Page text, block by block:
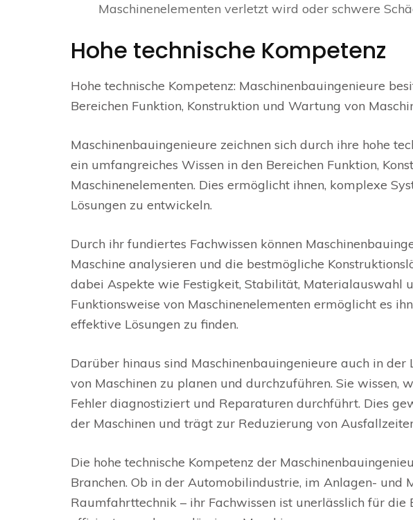
Maschinenelementen verletzt wird oder schwere
Hohe technische Kompetenz
Hohe technische Kompetenz: Maschinenbauingenieure
Bereichen Funktion, Konstruktion und Wartung von
Maschinenbauingenieure zeichnen sich durch ihre hohe
ein umfangreiches Wissen in den Bereichen Funktion,
Maschinenelementen. Dies ermöglicht ihnen, komplexe
Lösungen zu entwickeln.
Durch ihr fundiertes Fachwissen können
Maschine analysieren und die bestmögliche
dabei Aspekte wie Festigkeit, Stabilität, Materialauswahl
Funktionsweise von Maschinenelementen ermöglicht es
effektive Lösungen zu finden.
Darüber hinaus sind Maschinenbauingenieure auch in
von Maschinen zu planen und durchzuführen. Sie wissen,
Fehler diagnostiziert und Reparaturen durchführt. Dies
der Maschinen und trägt zur Reduzierung von
Die hohe technische Kompetenz der
Branchen. Ob in der Automobilindustrie, im Anlagen- und
Raumfahrttechnik – ihr Fachwissen ist unerlässlich für